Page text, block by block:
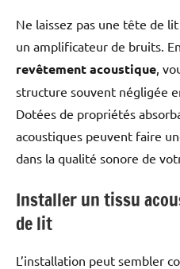
Ne laissez pas une tête de
un amplificateur de bruits.
revêtement acoustique,
structure souvent négligée
Dotées de propriétés
acoustiques peuvent faire
dans la qualité sonore de
Installer un tissu
de lit
L’installation peut sembler